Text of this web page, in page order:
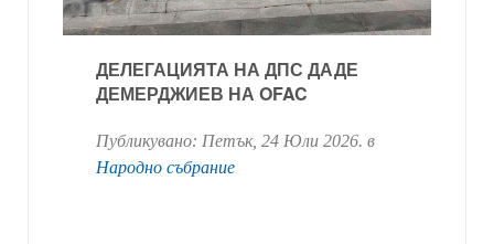
ДЕЛЕГАЦИЯТА НА ДПС ДАДЕ
ДЕМЕРДЖИЕВ НА OFAC
Публикувано: Петък, 24 Юли 2026. в
Народно събрание